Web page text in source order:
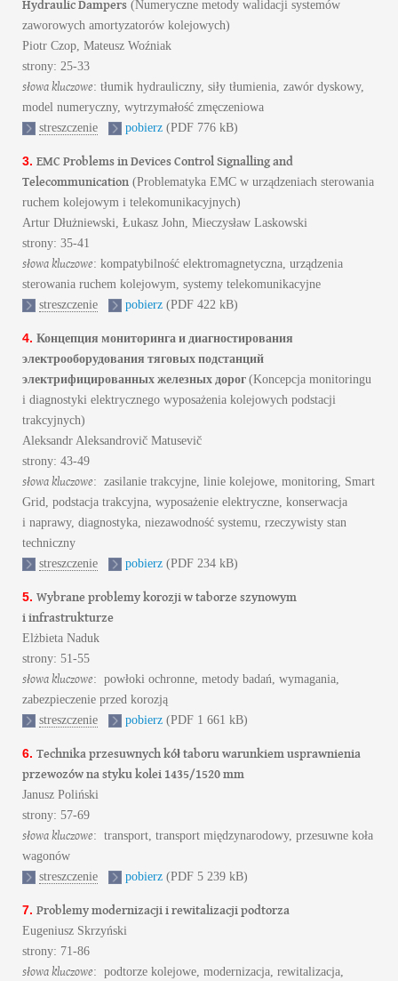
Hydraulic Dampers (Numeryczne metody walidacji systemów
zaworowych amortyzatorów kolejowych)
Piotr Czop, Mateusz Woźniak
strony: 25-33
słowa kluczowe: tłumik hydrauliczny, siły tłumienia, zawór dyskowy,
model numeryczny, wytrzymałość zmęczeniowa
streszczenie
pobierz (PDF 776 kB)
3. EMC Problems in Devices Control Signalling and
Telecommunication (Problematyka EMC w urządzeniach sterowania
ruchem kolejowym i telekomunikacyjnych)
Artur Dłużniewski, Łukasz John, Mieczysław Laskowski
strony: 35-41
słowa kluczowe: kompatybilność elektromagnetyczna, urządzenia
sterowania ruchem kolejowym, systemy telekomunikacyjne
streszczenie
pobierz (PDF 422 kB)
4. Концепция мониторинга и диагностирования
электрооборудования тяговых подстанций
электрифицированных железных дорог (Koncepcja monitoringu
i diagnostyki elektrycznego wyposażenia kolejowych podstacji
trakcyjnych)
Aleksandr Aleksandrovič Matusevič
strony: 43-49
słowa kluczowe: zasilanie trakcyjne, linie kolejowe, monitoring, Smart
Grid, podstacja trakcyjna, wyposażenie elektryczne, konserwacja
i naprawy, diagnostyka, niezawodność systemu, rzeczywisty stan
techniczny
streszczenie
pobierz (PDF 234 kB)
5. Wybrane problemy korozji w taborze szynowym
i infrastrukturze
Elżbieta Naduk
strony: 51-55
słowa kluczowe: powłoki ochronne, metody badań, wymagania,
zabezpieczenie przed korozją
streszczenie
pobierz (PDF 1 661 kB)
6. Technika przesuwnych kół taboru warunkiem usprawnienia
przewozów na styku kolei 1435/1520 mm
Janusz Poliński
strony: 57-69
słowa kluczowe: transport, transport międzynarodowy, przesuwne koła
wagonów
streszczenie
pobierz (PDF 5 239 kB)
7. Problemy modernizacji i rewitalizacji podtorza
Eugeniusz Skrzyński
strony: 71-86
słowa kluczowe: podtorze kolejowe, modernizacja, rewitalizacja,